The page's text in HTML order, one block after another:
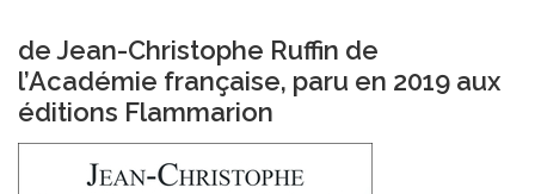
de Jean-Christophe Ruffin de
l’Académie française, paru en 2019 aux
éditions Flammarion